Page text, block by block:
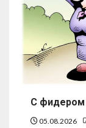
С фидером
05.08.2026